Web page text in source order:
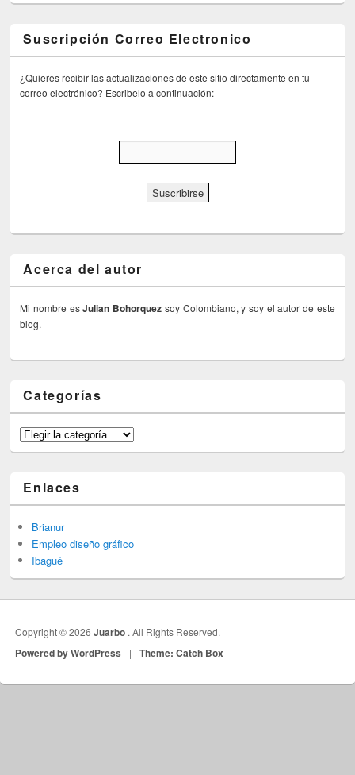
Suscripción Correo Electronico
¿Quieres recibir las actualizaciones de este sitio directamente en tu
correo electrónico? Escribelo a continuación:
Acerca del autor
Mi nombre esJulian Bohorquez soy Colombiano, y soy el autor de este
blog.
Categorías
Categorías
Enlaces
Brianur
Empleo diseño gráfico
Ibagué
Copyright © 2026Juarbo . All Rights Reserved.
Powered by WordPress | Theme: Catch Box